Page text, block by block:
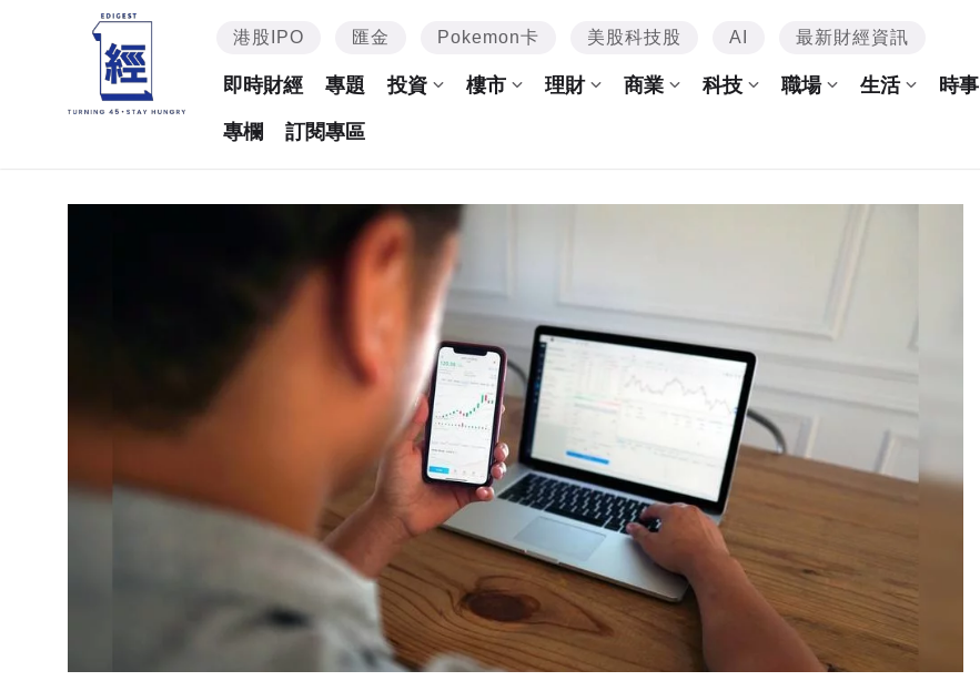
港股IPO 匯金 Pokemon卡 美股科技股 AI 最新財經資訊
即時財經 專題 投資 樓市 理財 商業 科技 職場 生活 時事
專欄 訂閱專區